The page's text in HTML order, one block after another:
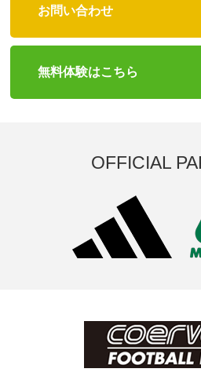
お問い合わせ
無料体験はこちら
OFFICIAL